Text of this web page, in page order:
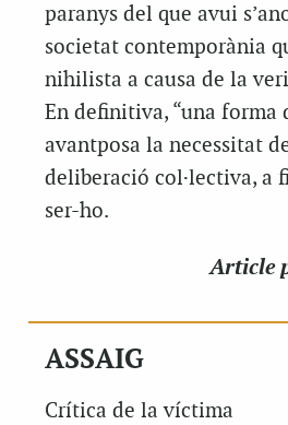
paranys del que avui
societat contemporània
nihilista a causa de la
En definitiva, “una
avantposa la necessitat
deliberació col·lectiva, a
ser-ho.
Article
ASSAIG
Crítica de la víctima